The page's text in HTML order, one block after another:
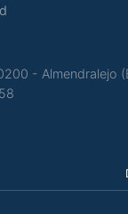
- Almendralejo